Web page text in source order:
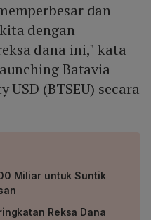
dan
dengan
dana ini," kata
Batavia
USD (BTSEU) secara
Miliar untuk Suntik
Reksa Dana